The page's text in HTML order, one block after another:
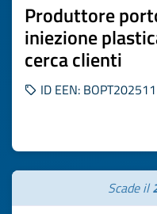
Produttore
iniezione
cerca clienti
ID EEN:
Scade il